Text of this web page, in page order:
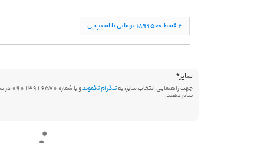
۴ قسط ١,۸۹۹,۵۰۰ تومانی با اسنپ‌پی
سایز*
جهت راهنمایی انتخاب سایز، بهتلگرام تگموند و یا شماره
پیام دهید.